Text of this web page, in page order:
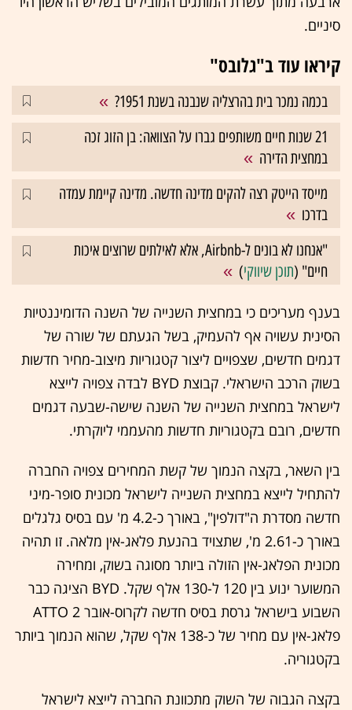
סיניים.
קיראו עוד ב"גלובס"
בכמה נמכר בית בהרצליה שנבנה בשנת 1951?
21 שנות חיים משותפים גברו על הצוואה: בן הזוג זכה
במחצית הדירה
מייסד הייטק רצה להקים מדינה חדשה. מדינה קיימת עמדה
בדרכו
"אנחנו לא בונים ל-Airbnb, אלא לאילתים שרוצים איכות
חיים" (תוכן שיווקי)
בענף מעריכים כי במחצית השנייה של השנה הדומיננטיות
הסינית עשויה אף להעמיק, בשל הגעתם של שורה של
דגמים חדשים, שצפויים ליצור קטגוריות מיצוב-מחיר חדשות
בשוק הרכב הישראלי. קבוצת BYD לבדה צפויה לייצא
לישראל במחצית השנייה של השנה שישה-שבעה דגמים
חדשים, רובם בקטגוריות חדשות מהעממי ליוקרתי.
בין השאר, בקצה הנמוך של קשת המחירים צפויה החברה
להתחיל לייצא במחצית השנייה לישראל מכונית סופר-מיני
חדשה מסדרת ה"דולפין", באורך כ-4.2 מ' עם בסיס גלגלים
באורך כ-2.61 מ', שתצויד בהנעת פלאג-אין מלאה. זו תהיה
מכונית הפלאג-אין הזולה ביותר מסוגה בשוק, ומחירה
המשוער ינוע בין 120 ל-130 אלף שקל. BYD הציגה כבר
השבוע בישראל גרסת בסיס חדשה לקרוס-אובר ATTO 2
פלאג-אין עם מחיר של כ-138 אלף שקל, שהוא הנמוך ביותר
בקטגוריה.
בקצה הגבוה של השוק מתכוונת החברה לייצא לישראל